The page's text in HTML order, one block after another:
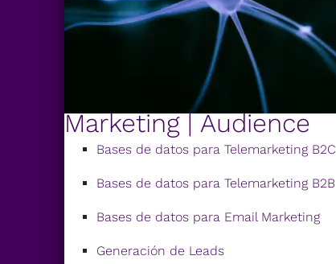
Marketing | Audience
Bases de datos para Telemarketing B2C
Bases de datos para Telemarketing B2B
Bases de datos para Email Marketing
Generación de Leads